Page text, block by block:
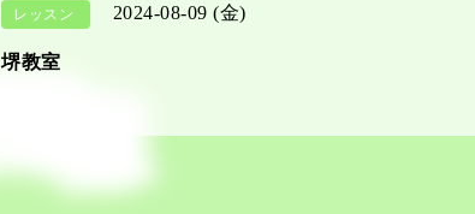
レッスン 2024-08-09 (金)
堺教室